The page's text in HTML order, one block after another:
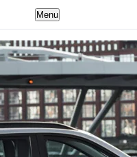
Menu